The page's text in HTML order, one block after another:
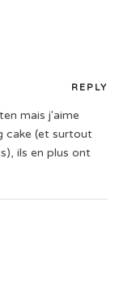
REPLY
mais j'aime
cake (et surtout
ils en plus ont